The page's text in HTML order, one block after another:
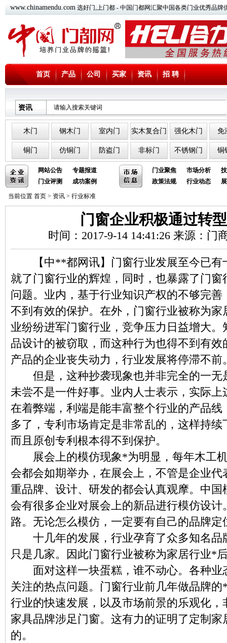
www.chinamendu.com选好门,上门都 - 中国门都网汇聚中国各类门业优秀品牌
首页 产品 公司 买家 资讯 招 聘
资讯
木门 钢木门 室内门 实木复合门 强化木门 免
铜门 仿铜门 防盗门 非标门 不锈钢门 铜
网站公告
专题报道
门业评测
成功案例
门业聚焦 市场分析
政策法规
行业动态
当前位置 首页 > 资讯 > 行业标准
门窗企业积极通过转
时间：2017-9-14 14:41:26 来源：门
【中**都网讯】 门窗行业发展至今已
就了门窗行业的辉煌，同时，也暴露了门
问题。业内，基于行业知识产权的不够完
不到有效的保护。在外，门窗行业被称为
业纷纷进军门窗行业，竞争压力日益增大
品设计的被窃取，而这种行为也得不到有
产品的企业丧失动力，行业发展将停滞不前
但是，这种抄袭现象也并非完全的一无
未尝不是一件好事。业内人士表示，实际
在着弊端，利端是能丰富整个行业的产品
多了，专利市场肯定是非常乱的，这样持
而且原创专利根本得不到保护。
展会上的模仿现象*为明显，每年木工机
会都会如期举办，在展会上，不管是企业
重品牌、设计、研发的都会认真观摩。中
会有很多企业对展会上的新品进行模仿设
路。无论怎么模仿，一定要有自己的品牌定
十几年的发展，行业孕育了众多知名品
只是几家。因此门窗行业被称为家居行业*
面对这样一块蛋糕，谁不动心。各种业
关注的热点问题。门窗行业前几年做品牌
行业的快速发展，以及市场前景的乐观化
家具品牌涉足门窗。这有力的证明了定制
的。